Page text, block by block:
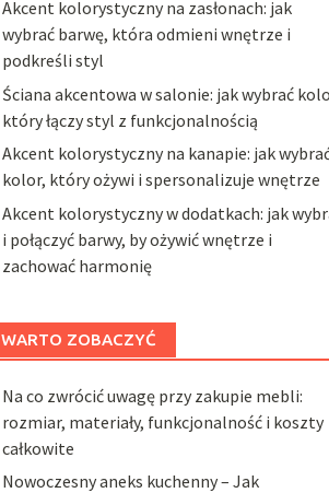
Akcent kolorystyczny na zasłonach: jak
wybrać barwę, która odmieni wnętrze i
podkreśli styl
Ściana akcentowa w salonie: jak wybrać
który łączy styl z funkcjonalnością
Akcent kolorystyczny na kanapie: jak
kolor, który ożywi i spersonalizuje wnętrze
Akcent kolorystyczny w dodatkach: jak
i połączyć barwy, by ożywić wnętrze i
zachować harmonię
WARTO ZOBACZYĆ
Na co zwrócić uwagę przy zakupie mebli:
rozmiar, materiały, funkcjonalność i koszty
całkowite
Nowoczesny aneks kuchenny – Jak